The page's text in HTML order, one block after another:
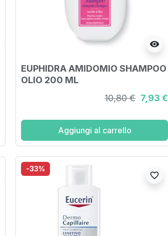
visibility
EUPHIDRA AMIDOMIO SHAMPOO
OLIO 200 ML
10,80 € 7,93 €
Aggiungi al carrello
-33%
favorite_border